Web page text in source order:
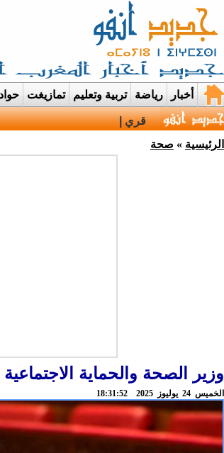
أخبار رياضة تربية وتعليم تمازيغت
قرية إيمي نواسيف بتارودانت
الرئيسية » صحة
وزير الصحة والحماية
الخميس 24 يوليوز 2025 18:31:52